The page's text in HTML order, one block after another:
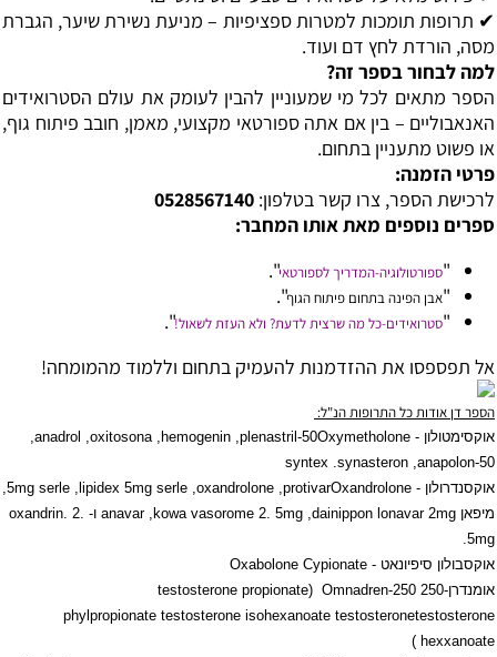
✔ תרופות תומכות למטרות ספציפיות – מניעת נשירת שיער, הגברת
מסה, הורדת לחץ דם ועוד.
למה לבחור בספר זה?
הספר מתאים לכל מי שמעוניין להבין לעומק את עולם הסטרואידים
האנאבוליים – בין אם אתה ספורטאי מקצועי, מאמן, חובב פיתוח גוף,
או פשוט מתעניין בתחום.
פרטי הזמנה:
לרכישת הספר, צרו קשר בטלפון: 0528567140
ספרים נוספים מאת אותו המחבר:
"ספורטולוגיה-המדריך לספורטאי".
"אבן הפינה בתחום פיתוח הגוף".
"סטרואידים-כל מה שרצית לדעת? ולא העזת לשאול!".
אל תפספסו את ההזדמנות להעמיק בתחום וללמוד מהמומחה!
הספר דן אודות כל התרופות הנ"ל:
אוקסימטולון - Oxymetholone
plenastril-50
,
hemogenin
,
oxitosona
,
anadrol
,
anapolon-50
,
synasteron
.
syntex
אוקסנדרולון - Oxandrolone
protivar
,
oxandrolone
,
lipidex 5mg serle
,
5mg serle
,
מיפאן dainippon lonavar 2mg
,
kowa vasorome 2. 5mg
,
anavar ו- oxandrin. 2.
5mg
.
אוקסבולון סיפיונאט - Oxabolone Cypionate
אומנדרן-250
Omnadren-250
(
testosterone propionate
testosterone
phylpropionate testosterone isohexanoate testosterone
hexxanoate
)